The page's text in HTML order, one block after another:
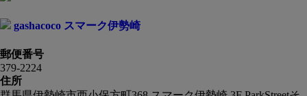
gashacoco スマーク伊勢崎
郵便番号
379-2224
住所